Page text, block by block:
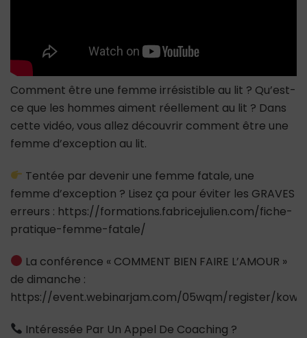
Comment être une femme irrésistible au lit ? Qu’est-
ce que les hommes aiment réellement au lit ? Dans
cette vidéo, vous allez découvrir comment être une
femme d’exception au lit.
Tentée par devenir une femme fatale, une
femme d’exception ? Lisez ça pour éviter les GRAVES
erreurs : https://formations.fabricejulien.com/fiche-
pratique-femme-fatale/
La conférence « COMMENT BIEN FAIRE L’AMOUR »
de dimanche :
https://event.webinarjam.com/05wqm/register/
Intéressée Par Un Appel De Coaching ?